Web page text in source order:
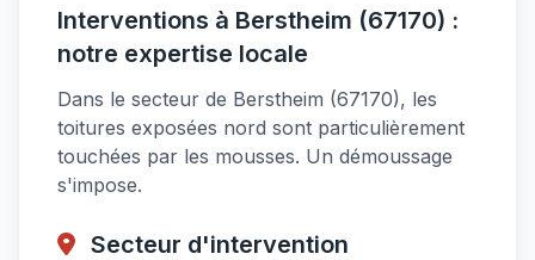
Interventions à Berstheim (67170) :
notre expertise locale
Dans le secteur de Berstheim (67170), les
toitures exposées nord sont particulièrement
touchées par les mousses. Un démoussage
s'impose.
Secteur d'intervention